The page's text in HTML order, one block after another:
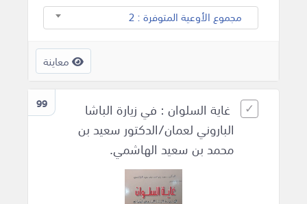
مجموع الأوعية المتوفرة : 2
معاينة
99
غاية السلوان : في زيارة الباشا
الباروني لعمان/الدكتور سعيد بن
محمد بن سعيد الهاشمي.